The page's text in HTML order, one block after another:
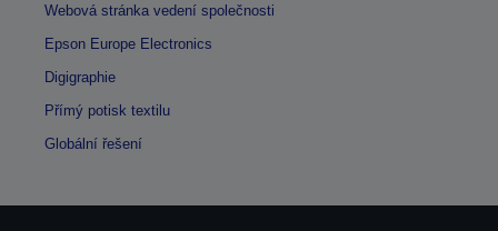
Webová stránka vedení společnosti
Epson Europe Electronics
Digigraphie
Přímý potisk textilu
Globální řešení